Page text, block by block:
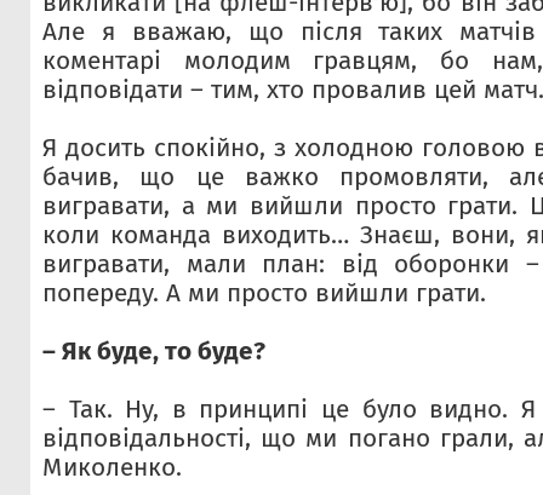
Але я вважаю, що після таких
коментарі молодим гравцям, бо
відповідати – тим, хто провалив цей матч.
Я досить спокійно, з холодною головою
бачив, що це важко промовляти,
вигравати, а ми вийшли просто грати.
коли команда виходить… Знаєш, вони,
вигравати, мали план: від оборонки
попереду. А ми просто вийшли грати.
– Як буде, то буде?
– Так. Ну, в принципі це було видно.
відповідальності, що ми погано грали,
Миколенко.